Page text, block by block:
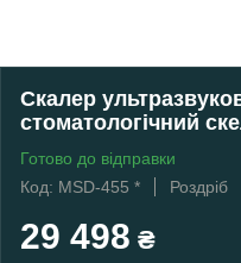
Скалер
стоматологічний
Готово до відправки
Код: MSD-455 *
Роздріб
29 498 ₴